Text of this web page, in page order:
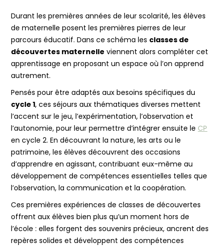
Durant les premières années de leur scolarité, les élèves
de maternelle posent les premières pierres de leur
parcours éducatif. Dans ce schéma les classes de
découvertes maternelle viennent alors compléter cet
apprentissage en proposant un espace où l’on apprend
autrement.
Pensés pour être adaptés aux besoins spécifiques du
cycle 1, ces séjours aux thématiques diverses mettent
l’accent sur le jeu, l’expérimentation, l’observation et
l’autonomie, pour leur permettre d’intégrer ensuite le CP
en cycle 2. En découvrant la nature, les arts ou le
patrimoine, les élèves découvrent des occasions
d’apprendre en agissant, contribuant eux-même au
développement de compétences essentielles telles que
l’observation, la communication et la coopération.
Ces premières expériences de classes de découvertes
offrent aux élèves bien plus qu’un moment hors de
l’école : elles forgent des souvenirs précieux, ancrent des
repères solides et développent des compétences